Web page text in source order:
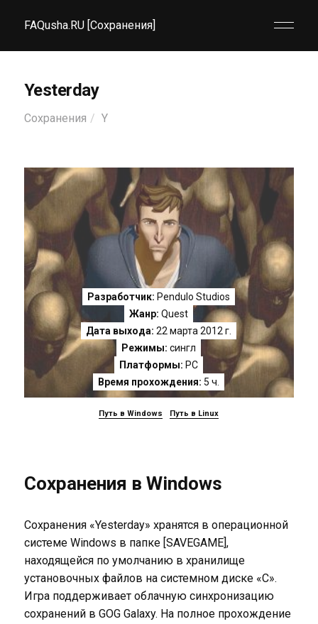
FAQusha.RU [Сохранения]
Yesterday
Сохранения Y
Разработчик: Pendulo Studios
Жанр: Quest
Дата выхода: 22 марта 2012 г.
Режимы: сингл
Платформы: PC
Время прохождения: 5 ч.
Путь в Windows Путь в Linux
Сохранения в Windows
Сохранения «Yesterday» хранятся в операционной
системе Windows в папке [SAVEGAME],
находящейся по умолчанию в хранилище
установочных файлов на системном диске «C».
Игра поддерживает облачную синхронизацию
сохранений в GOG Galaxy. На полное прохождение